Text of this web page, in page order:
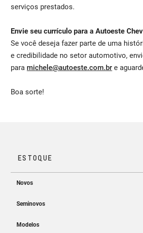
serviços prestados.
Envie seu currículo para a Autoeste
Se você deseja fazer parte de uma
e credibilidade no setor automotivo,
para michele@autoeste.com.br e
Boa sorte!